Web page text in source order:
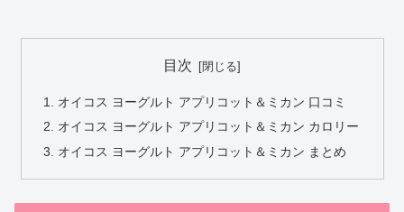
目次
オイコス ヨーグルト アプリコット＆ミカン 口コミ
オイコス ヨーグルト アプリコット＆ミカン カロリー
オイコス ヨーグルト アプリコット＆ミカン まとめ